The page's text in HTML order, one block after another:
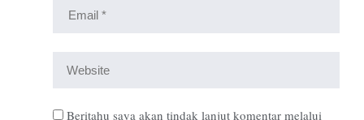
Beritahu saya akan tindak lanjut komentar melalui